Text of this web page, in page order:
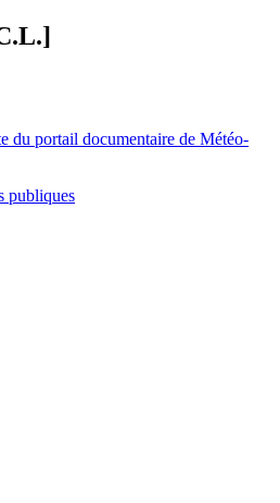
du portail documentaire de Météo-
publiques